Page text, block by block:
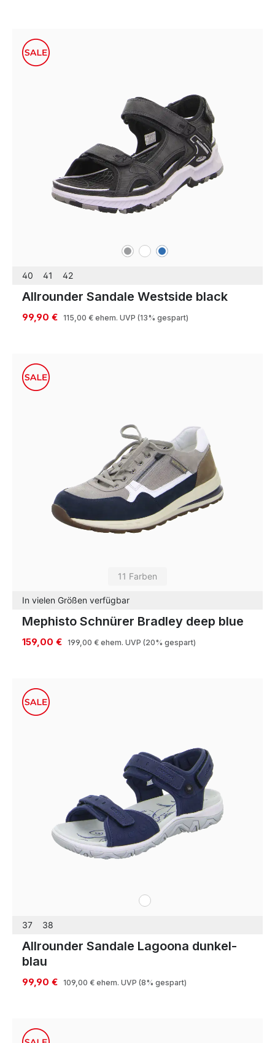
grauweißblau
40 41 42
Allrounder Sandale Westside black
99,90 € 115,00 € ehem. UVP (13% gespart)
11 Farben
In vielen Größen verfügbar
Mephisto Schnürer Bradley deep blue
159,00 € 199,00 € ehem. UVP (20% gespart)
weiß
37 38
Allrounder Sandale Lagoona dunkel-
blau
99,90 € 109,00 € ehem. UVP (8% gespart)